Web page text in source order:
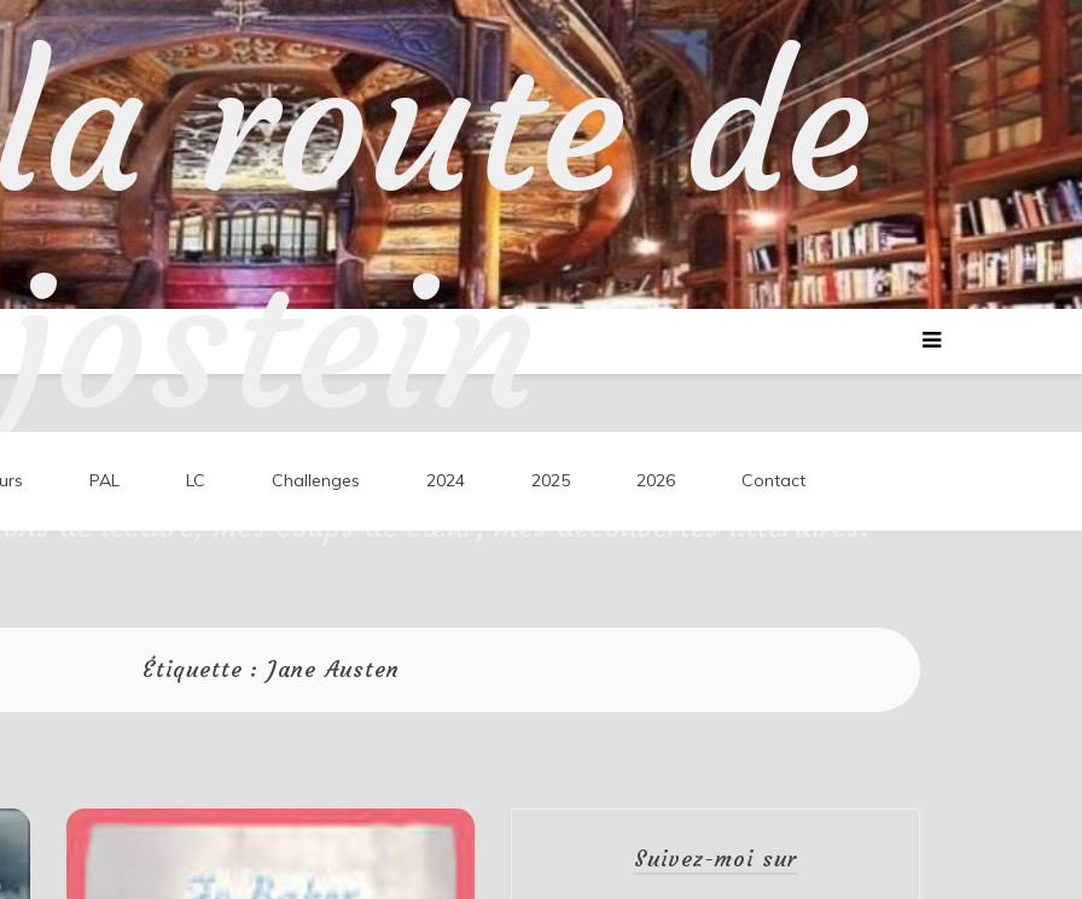
route de
jostein
de lecture, mes coups de cœur, mes découvertes littéraires.
PAL LC Challenges 2024 2025 2026 Contact
Étiquette : Jane Austen
Suivez-moi sur